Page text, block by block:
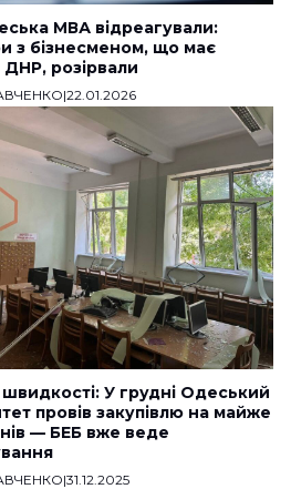
МВА відреагували:
з бізнесменом, що має
ДНР, розірвали
|22.01.2026
швидкості: У грудні Одеський
провів закупівлю на майже
— БЕБ вже веде
|31.12.2025